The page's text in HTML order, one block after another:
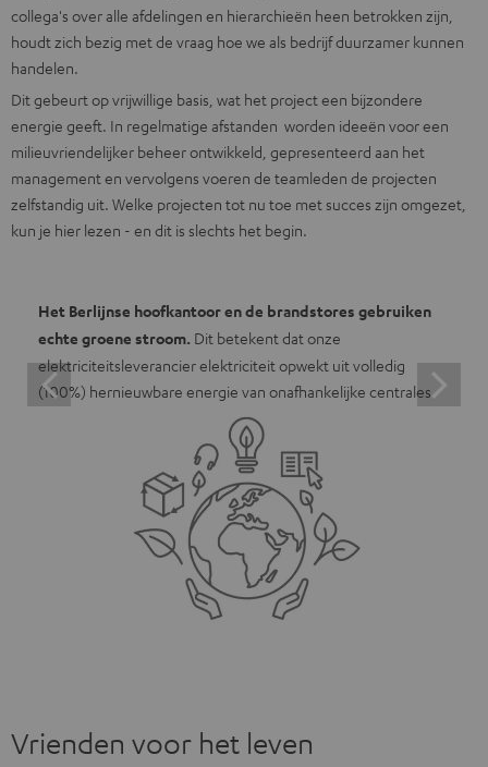
collega's over alle afdelingen en hierarchieën heen betrokken zijn,
houdt zich bezig met de vraag hoe we als bedrijf duurzamer kunnen
handelen.
Dit gebeurt op vrijwillige basis, wat het project een bijzondere
energie geeft. In regelmatige afstanden worden ideeën voor een
milieuvriendelijker beheer ontwikkeld, gepresenteerd aan het
management en vervolgens voeren de teamleden de projecten
zelfstandig uit. Welke projecten tot nu toe met succes zijn omgezet,
kun je hier lezen - en dit is slechts het begin.
Het Berlijnse hoofkantoor en de brandstores gebruiken
echte groene stroom. Dit betekent dat onze
elektriciteitsleverancier elektriciteit opwekt uit volledig
(100%) hernieuwbare energie van onafhankelijke centrales.
Vrienden voor het leven